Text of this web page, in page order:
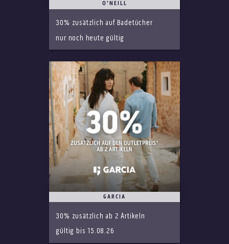
O'NEILL
30% zusätzlich auf Badetücher
nur noch heute gültig
GARCIA
30% zusätzlich ab 2 Artikeln
gültig bis 15.08.26